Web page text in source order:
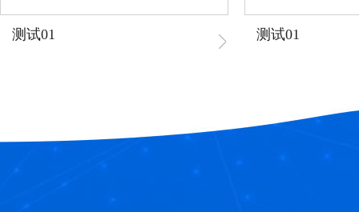
测试01 测试01